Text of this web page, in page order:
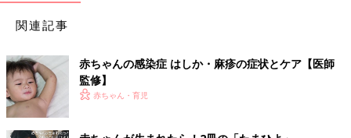
監修／横田俊一郎 先生
■赤ちゃん 感染症
・突発性発疹（とっぱつせいほっしん）
・インフルエンザ
・はしか・麻疹
・水ぼうそう・水痘（すいとう）
関連記事
赤ちゃんの感染症 はしか・麻疹の症状とケア【医師
監修】
赤ちゃん・育児